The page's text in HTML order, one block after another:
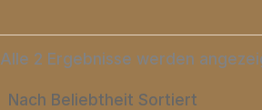
Alle 2 Ergebnisse werden